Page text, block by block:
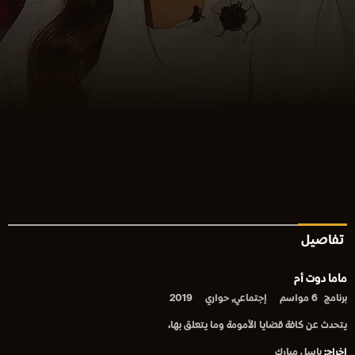
تفاصيل
ماما دوت أم
برنامج 6 مواسم إجتماعي, حواري 2019
يتحدث عن كافة قضايا الأمومة وما يتعلق بها،